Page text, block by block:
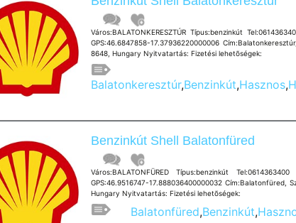
Város:BALATONKERESZTÚR Típus:benzinkút
GPS:46.6847858-17.37936220000006
8648, Hungary Nyitvatartás: Fizetési lehetõségek:
Balatonkeresztúr,Benzinkút,Hasznos,
Benzinkút Shell Balatonfüred
Város:BALATONFÜRED Típus:benzinkút
GPS:46.9516747-17.888036400000032 Cím:Balatonfüred,
Hungary Nyitvatartás: Fizetési lehetõségek:
Balatonfüred,Benzinkút,